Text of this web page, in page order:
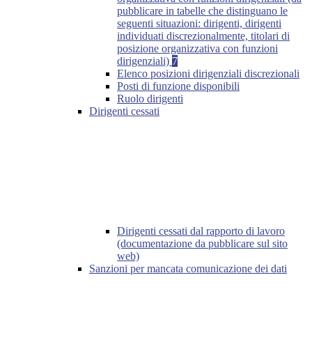
pubblicare in tabelle che distinguano le
seguenti situazioni: dirigenti, dirigenti
individuati discrezionalmente, titolari di
posizione organizzativa con funzioni
dirigenziali) 7
Elenco posizioni dirigenziali discrezionali
Posti di funzione disponibili
Ruolo dirigenti
Dirigenti cessati
Dirigenti cessati dal rapporto di lavoro
(documentazione da pubblicare sul sito
web)
Sanzioni per mancata comunicazione dei dati